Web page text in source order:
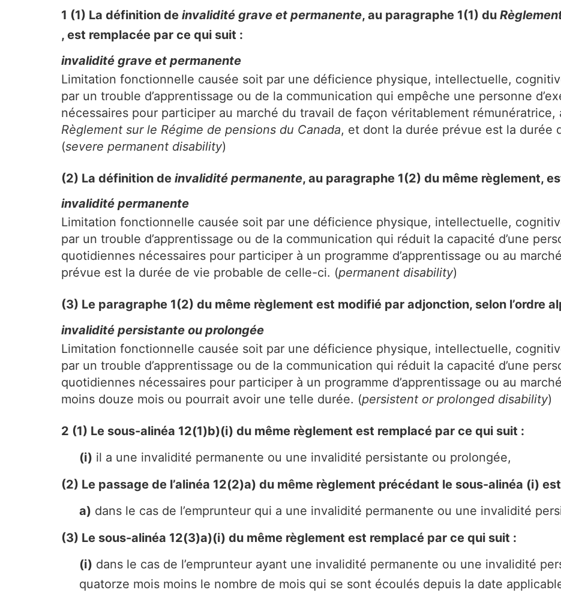
1 (1) La définition de invalidité grave et permanente, au paragraphe 1(1) du
, est remplacée par ce qui suit :
invalidité grave et permanente
Limitation fonctionnelle causée soit par une déficience physique, intellectuelle,
par un trouble d’apprentissage ou de la communication qui empêche une personne
nécessaires pour participer au marché du travail de façon véritablement rémunératrice,
Règlement sur le Régime de pensions du Canada, et dont la durée prévue est la durée
(severe permanent disability)
(2) La définition de invalidité permanente, au paragraphe 1(2) du même règlement,
invalidité permanente
Limitation fonctionnelle causée soit par une déficience physique, intellectuelle,
par un trouble d’apprentissage ou de la communication qui réduit la capacité d’une
quotidiennes nécessaires pour participer à un programme d’apprentissage ou au
prévue est la durée de vie probable de celle-ci. (permanent disability)
(3) Le paragraphe 1(2) du même règlement est modifié par adjonction, selon l’ordre
invalidité persistante ou prolongée
Limitation fonctionnelle causée soit par une déficience physique, intellectuelle,
par un trouble d’apprentissage ou de la communication qui réduit la capacité d’une
quotidiennes nécessaires pour participer à un programme d’apprentissage ou au
moins douze mois ou pourrait avoir une telle durée. (persistent or prolonged disability)
2 (1) Le sous-alinéa 12(1)b)(i) du même règlement est remplacé par ce qui suit :
(i) il a une invalidité permanente ou une invalidité persistante ou prolongée,
(2) Le passage de l’alinéa 12(2)a) du même règlement précédant le sous-alinéa (i)
a) dans le cas de l’emprunteur qui a une invalidité permanente ou une invalidité
(3) Le sous-alinéa 12(3)a)(i) du même règlement est remplacé par ce qui suit :
(i) dans le cas de l’emprunteur ayant une invalidité permanente ou une invalidité
quatorze mois moins le nombre de mois qui se sont écoulés depuis la date